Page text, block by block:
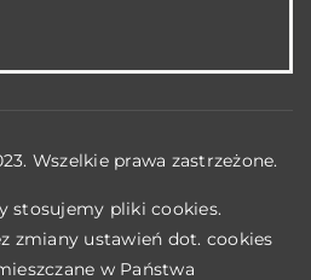
Wszelkie prawa zastrzeżone.
stosujemy pliki cookies.
zmiany ustawień dot. cookies
w Państwa